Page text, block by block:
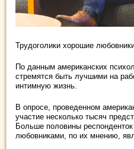
Трудоголики хорошие
По данным американских
стремятся быть лучшими на
интимную жизнь.
В опросе, проведенном
участие несколько тысяч
Больше половины
любовниками, по их мнению,